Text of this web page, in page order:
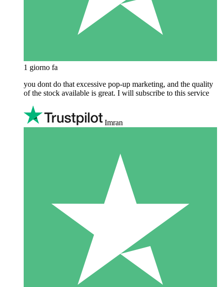
1 giorno fa
you dont do that excessive pop-up marketing, and the quality
of the stock available is great. I will subscribe to this service
Imran